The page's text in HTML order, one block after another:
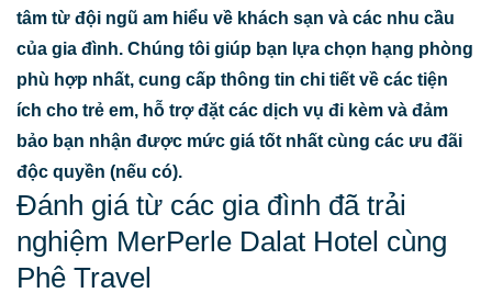
tâm từ đội ngũ am hiểu về khách sạn và các nhu cầu
của gia đình. Chúng tôi giúp bạn lựa chọn hạng phòng
phù hợp nhất, cung cấp thông tin chi tiết về các tiện
ích cho trẻ em, hỗ trợ đặt các dịch vụ đi kèm và đảm
bảo bạn nhận được mức giá tốt nhất cùng các ưu đãi
độc quyền (nếu có).
Đánh giá từ các gia đình đã trải
nghiệm MerPerle Dalat Hotel cùng
Phê Travel